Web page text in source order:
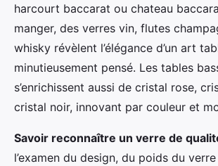
harcourt baccarat ou chateau
manger, des verres vin, flutes
whisky révèlent l’élégance d’un art
minutieusement pensé. Les tables
s’enrichissent aussi de cristal rose,
cristal noir, innovant par couleur et
Savoir reconnaître un verre de
l’examen du design, du poids du